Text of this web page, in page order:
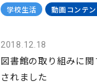
学校生活 動画コンテ
2018.12.18
図書館の取り組みに
されました